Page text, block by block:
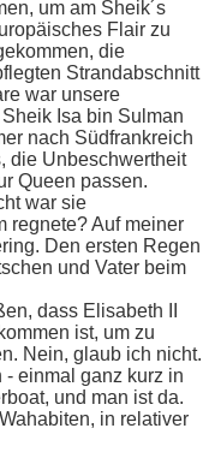
um am Sheik´s
Flair zu
die
Strandabschnitt
war unsere
Isa bin Sulman
nach Südfrankreich
die Unbeschwertheit
Queen passen.
war sie
regnete? Auf meiner
Den ersten Regen
und Vater beim
dass Elisabeth II
ist, um zu
Nein, glaub ich nicht.
einmal ganz kurz in
und man ist da.
in relativer